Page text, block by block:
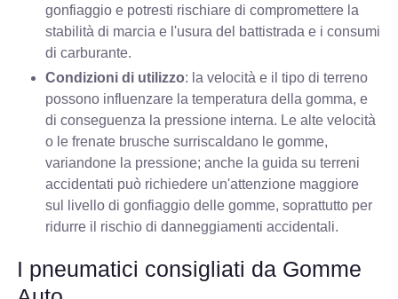
gonfiaggio e potresti rischiare di compromettere la
stabilità di marcia e l'usura del battistrada e i consumi
di carburante.
Condizioni di utilizzo: la velocità e il tipo di terreno
possono influenzare la temperatura della gomma, e
di conseguenza la pressione interna. Le alte velocità
o le frenate brusche surriscaldano le gomme,
variandone la pressione; anche la guida su terreni
accidentati può richiedere un'attenzione maggiore
sul livello di gonfiaggio delle gomme, soprattutto per
ridurre il rischio di danneggiamenti accidentali.
I pneumatici consigliati da Gomme